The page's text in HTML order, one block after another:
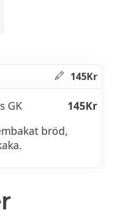
145Kr
GK
145Kr
bröd,